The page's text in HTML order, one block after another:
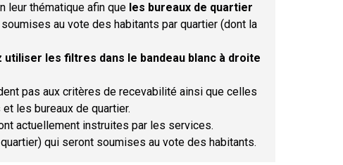
leur thématique afin que les bureaux de quartier
au vote des habitants par quartier (dont la
les filtres dans le bandeau blanc à droite
pas aux critères de recevabilité ainsi que celles
les bureaux de quartier.
actuellement instruites par les services.
qui seront soumises au vote des habitants.